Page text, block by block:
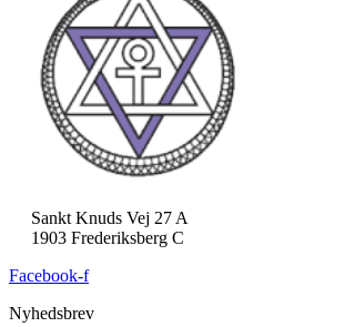
Sankt Knuds Vej 27 A
1903 Frederiksberg C
Facebook-f
Nyhedsbrev